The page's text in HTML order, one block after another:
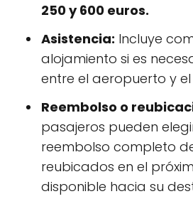
250 y 600 euros.
Asistencia: Incluye
alojamiento si es
entre el aeropuerto y el
Reembolso o
pasajeros pueden
reembolso completo
reubicados en el
disponible hacia su